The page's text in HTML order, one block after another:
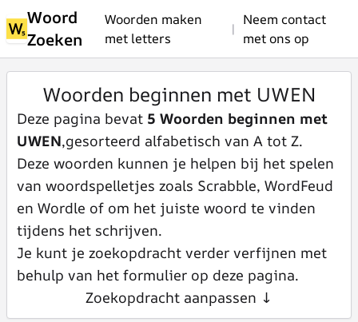
Woord
Zoeken
Woorden maken
met letters
|
Neem contact
met ons op
Woorden beginnen met UWEN
Deze pagina bevat 5 Woorden beginnen met
UWEN,gesorteerd alfabetisch van A tot Z.
Deze woorden kunnen je helpen bij het spelen
van woordspelletjes zoals Scrabble, WordFeud
en Wordle of om het juiste woord te vinden
tijdens het schrijven.
Je kunt je zoekopdracht verder verfijnen met
behulp van het formulier op deze pagina.
Zoekopdracht aanpassen ↓